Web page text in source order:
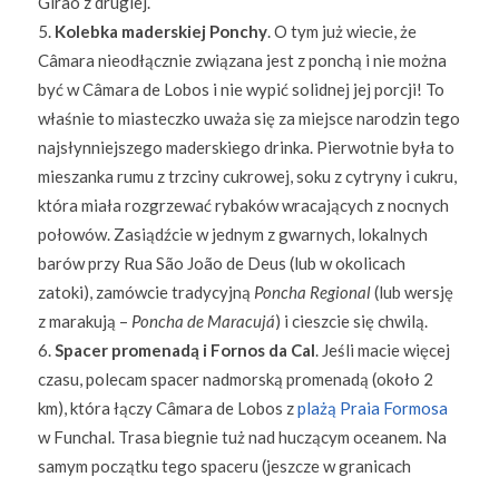
Kolebka maderskiej Ponchy. O tym już wiecie, że
Câmara nieodłącznie związana jest z ponchą i nie można
być w Câmara de Lobos i nie wypić solidnej jej porcji! To
właśnie to miasteczko uważa się za miejsce narodzin tego
najsłynniejszego maderskiego drinka. Pierwotnie była to
mieszanka rumu z trzciny cukrowej, soku z cytryny i cukru,
która miała rozgrzewać rybaków wracających z nocnych
połowów. Zasiądźcie w jednym z gwarnych, lokalnych
barów przy Rua São João de Deus (lub w okolicach
zatoki), zamówcie tradycyjną Poncha Regional(lub wersję
z marakują – Poncha de Maracujá) i cieszcie się chwilą.
Spacer promenadą i Fornos da Cal . Jeśli macie więcej
czasu, polecam spacer nadmorską promenadą (około 2
km), która łączy Câmara de Lobos zplażą Praia Formosa
w Funchal. Trasa biegnie tuż nad huczącym oceanem. Na
samym początku tego spaceru (jeszcze w granicach